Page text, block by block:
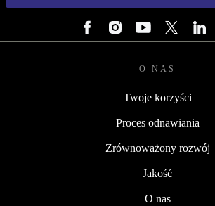
OBSERWUJ NAS
O NAS
Twoje korzyści
Proces odnawiania
Zrównoważony rozwój
Jakość
O nas